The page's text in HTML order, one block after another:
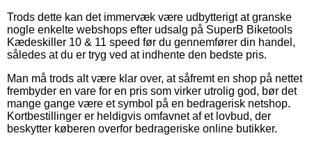
Trods dette kan det immervæk være udbytterigt at granske
nogle enkelte webshops efter udsalg på SuperB Biketools
Kædeskiller 10 & 11 speed før du gennemfører din handel,
således at du er tryg ved at indhente den bedste pris.
Man må trods alt være klar over, at såfremt en shop på nettet
frembyder en vare for en pris som virker utrolig god, bør det
mange gange være et symbol på en bedragerisk netshop.
Kortbestillinger er heldigvis omfavnet af et lovbud, der
beskytter køberen overfor bedrageriske online butikker.